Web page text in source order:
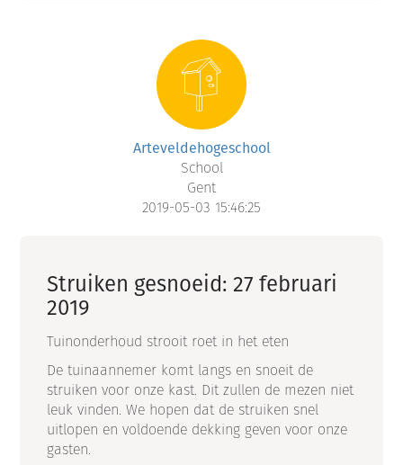
Arteveldehogeschool
School
Gent
2019-05-03 15:46:25
Struiken gesnoeid: 27 februari
2019
Tuinonderhoud strooit roet in het eten
De tuinaannemer komt langs en snoeit de
struiken voor onze kast. Dit zullen de mezen niet
leuk vinden. We hopen dat de struiken snel
uitlopen en voldoende dekking geven voor onze
gasten.